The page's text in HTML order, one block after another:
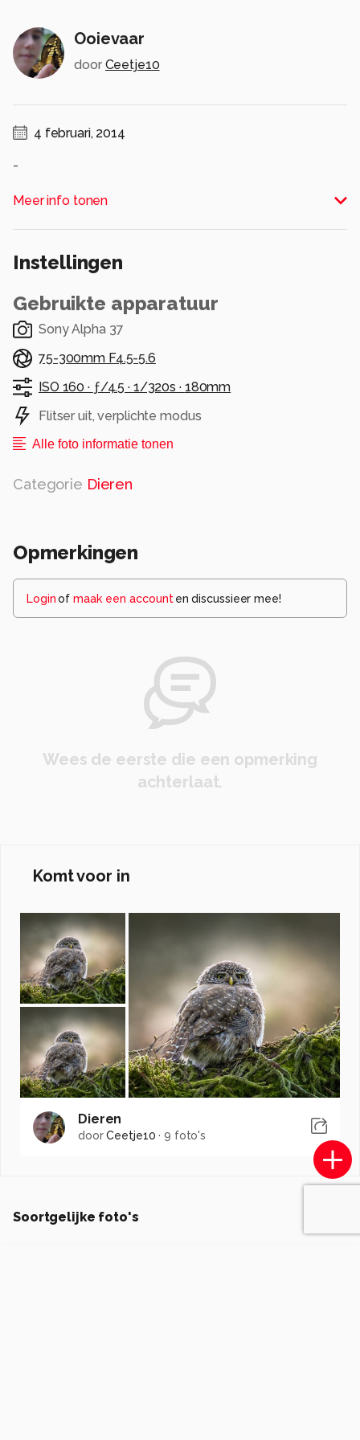
Ooievaar
door Ceetje10
4 februari, 2014
-
Alle rechten voorbehouden
Meer info tonen
Instellingen
Gebruikte apparatuur
Sony Alpha 37
75-300mm F4.5-5.6
ISO 160 · ƒ/4.5 · 1/320s · 180mm
Flitser uit, verplichte modus
Alle foto informatie tonen
Categorie Dieren
Opmerkingen
Loginof maak een account en discussieer mee!
Wees de eerste die een opmerking
achterlaat.
Komt voor in
Dieren
doorCeetje10 ·9 foto's
Soortgelijke foto's